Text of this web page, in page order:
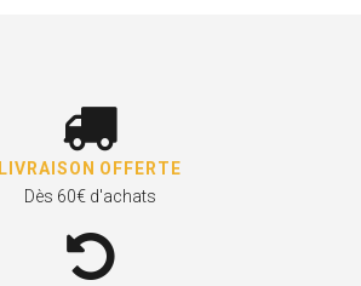
LIVRAISON OFFERTE
Dès 60€ d'achats